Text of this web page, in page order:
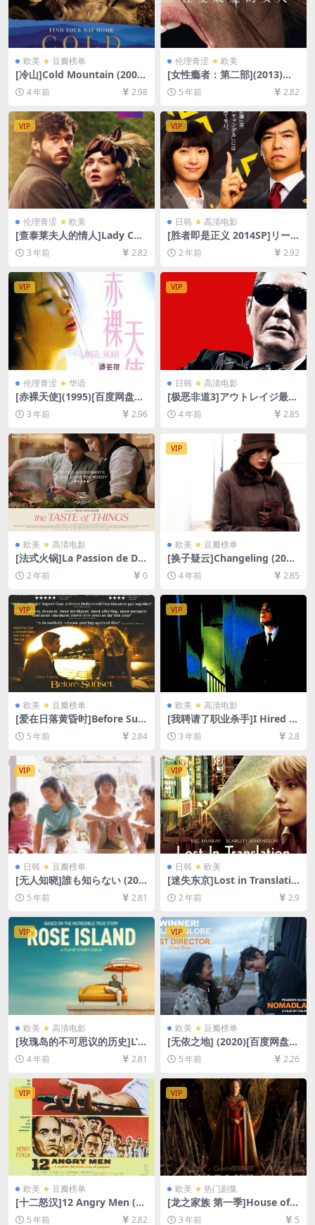
欧美 豆瓣榜单
[冷山]Cold Mountain (2003)
[百度网盘+迅雷云盘资源1080
P超清未删减][MP4/10GB][中
4 年前 2.98
伦理青涩 欧美
[女性瘾者：第二部](2013)导
演剪辑版[百度网盘+迅雷云盘
资源未删减1080P高清][MP4/
5 年前 2.82
VIP
伦理青涩 欧美
[查泰莱夫人的情人]Lady Cha
tterley’s Lover (2015)[百度
网盘+迅雷云盘资源1080P超
清未删减][MP4/5.5GB][中英
字幕]
3 年前 2.82
VIP
日韩 高清电影
[胜者即是正义 2014SP]リー
ガルハイ・スペシャル (2014)
[百度网盘+夸克网盘1080P超
清未删减资源][网盘在线播放/
下载][MP4/7.2GB][中文字幕]
2 年前 2.92
VIP
伦理青涩 华语
[赤裸天使](1995)[百度网盘
+夸克网盘DVD原盘高清未删
减资源][网盘下载][MP4/4.4G
B][粤语中字]【手机/平板无法
在线播放，请使用电脑下载防
和谐压缩包（含解压密码）】
3 年前 2.96
VIP
日韩 高清电影
[极恶非道3]アウトレイジ最終
章 (2017)[百度网盘+迅雷云盘
资源1080P超清未删减][MP4/
6.7GB][日语中字]
4 年前 2.85
欧美 高清电影
[法式火锅]La Passion de Do
din Bouffant (2023)[百度网
盘+夸克网盘1080P超清未删
[MP4/4.6GB][中文字幕]
2 年前 0
VIP
欧美 豆瓣榜单
[换子疑云]Changeling (200
8)[百度网盘+迅雷云盘资源10
80P超清未删减][MP4/8.6GB]
4 年前 2.85
VIP
欧美 豆瓣榜单
[爱在日落黄昏时]Before Sun
set (2004)[百度网盘+迅雷云
盘资源1080P超清未删减][MP
4/5.1GB][中英字幕]
5 年前 2.84
VIP
欧美 高清电影
[我聘请了职业杀手]I Hired a
Contract Killer (1990)[百度
网盘+夸克网盘1080P超清未
删减资源][网盘在线播放/下
载][MP4/5.1GB][中文字幕]
3 年前 2.8
VIP
日韩 豆瓣榜单
[无人知晓]誰も知らない (200
4)[百度网盘+迅雷云盘资源10
80P超清未删减][MP4/9.1GB]
[日语中字]
5 年前 2.81
VIP
日韩 欧美
[迷失东京]Lost in Translatio
n (2003)[百度网盘+夸克网盘1
080P超清未删减资源][网盘在
线播放/下载][MP4/6.7GB][中
英字幕]
2 年前 2.9
VIP
欧美 高清电影
[玫瑰岛的不可思议的历史]L’in
credibile storia dell’isola de
lle rose (2020)[百度网盘+迅
[MP4/7.2GB][中文字幕]
4 年前 2.81
VIP
欧美 豆瓣榜单
[无依之地] (2020)[百度网盘
+迅雷云盘资源1080P超清未
删减][MP4/6.4GB][特效中英
5 年前 2.26
VIP
欧美 豆瓣榜单
[十二怒汉]12 Angry Men (19
57)[百度网盘+迅雷云盘资源1
5 年前 2.82
VIP
欧美 热门剧集
[龙之家族 第一季]House of t
he Dragon Season 1 (2022)
3 年前 5